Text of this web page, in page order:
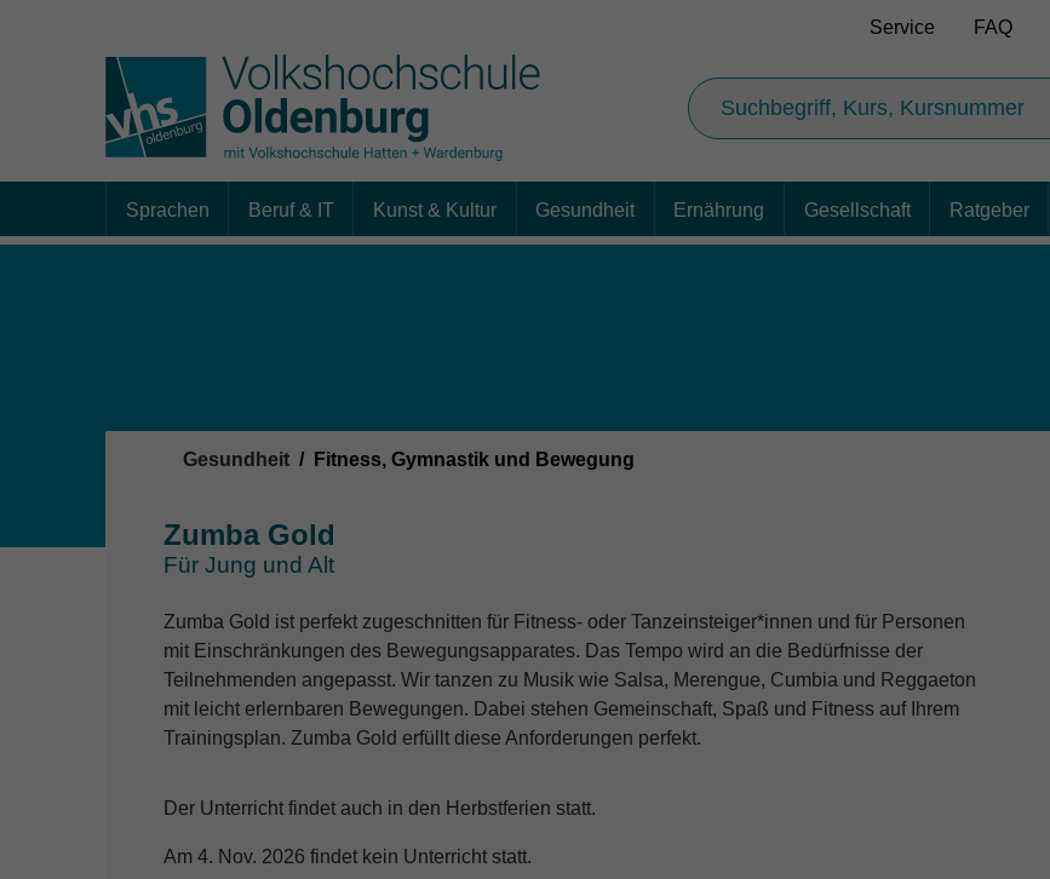
Service FAQ
Sprachen Beruf & IT Kunst & Kultur Gesundheit Ernährung Gesellschaft Ratgeber
Gesundheit Fitness, Gymnastik und Bewegung
Zumba Gold
Für Jung und Alt
Zumba Gold ist perfekt zugeschnitten für Fitness- oder Tanzeinsteiger*innen und für Personen
mit Einschränkungen des Bewegungsapparates. Das Tempo wird an die Bedürfnisse der
Teilnehmenden angepasst. Wir tanzen zu Musik wie Salsa, Merengue, Cumbia und Reggaeton
mit leicht erlernbaren Bewegungen. Dabei stehen Gemeinschaft, Spaß und Fitness auf Ihrem
Trainingsplan. Zumba Gold erfüllt diese Anforderungen perfekt.
Der Unterricht findet auch in den Herbstferien statt.
Am 4. Nov. 2026 findet kein Unterricht statt.